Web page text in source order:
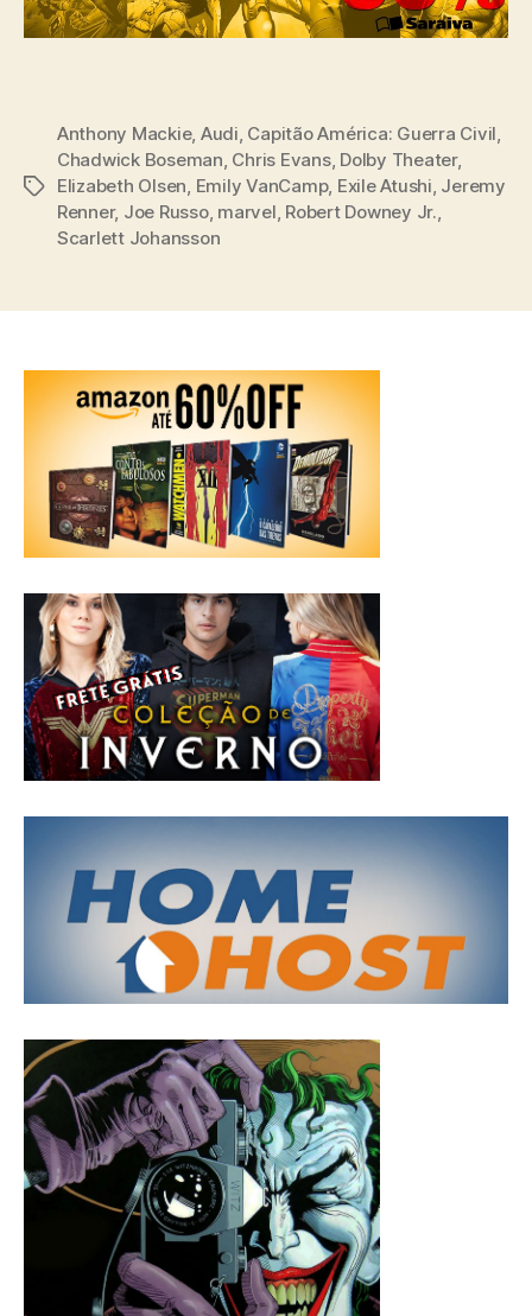
Tags
Anthony Mackie, Audi Capitão América: Guerra Civil
Chadwick Boseman Chris Evans, Dolby Theater,
Elizabeth Olsen Emily VanCamp, Exile Atushi Jeremy
Renner, Joe Russo, marvel Robert Downey Jr.
Scarlett Johansson